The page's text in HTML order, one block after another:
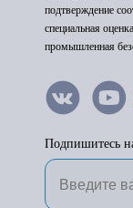
подтверждение
специальная
промышленная
Подпишитесь